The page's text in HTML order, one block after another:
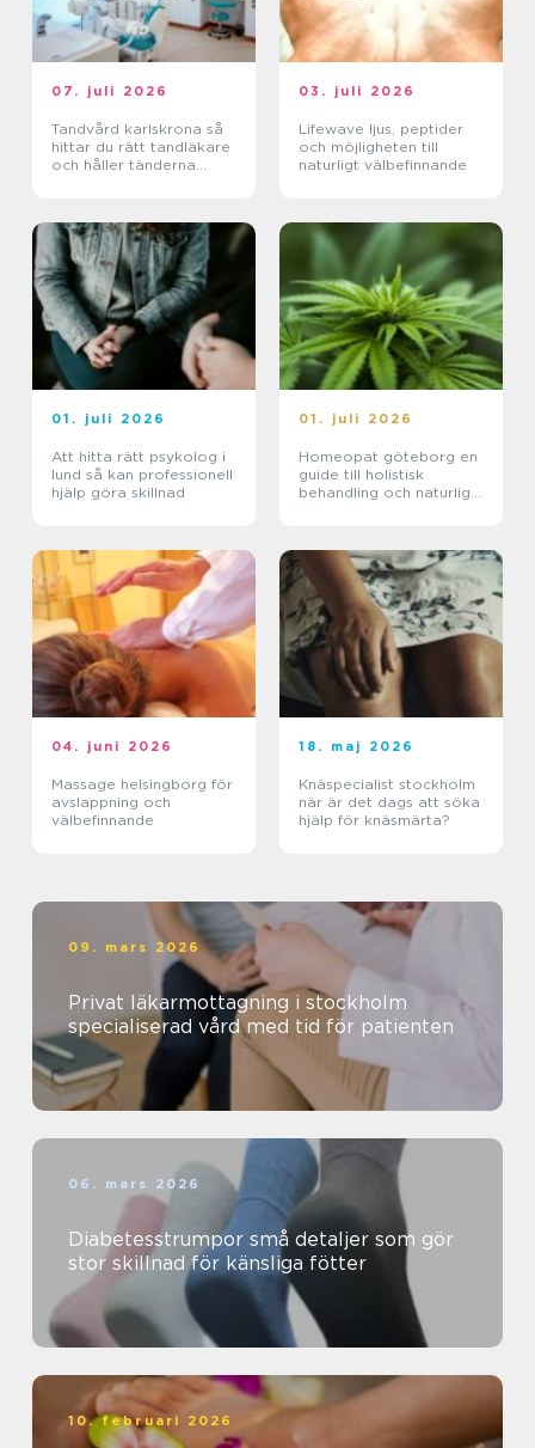
07. juli 2026
Tandvård karlskrona så
hittar du rätt tandläkare
och håller tänderna
03. juli 2026
Lifewave ljus, peptider
och möjligheten till
naturligt välbefinnande
01. juli 2026
Att hitta rätt psykolog i
lund så kan professionell
hjälp göra skillnad
01. juli 2026
Homeopat göteborg en
guide till holistisk
behandling och naturlig
04. juni 2026
Massage helsingborg för
avslappning och
välbefinnande
18. maj 2026
Knäspecialist stockholm
när är det dags att söka
hjälp för knäsmärta?
09. mars 2026
Privat läkarmottagning i stockholm
specialiserad vård med tid för patienten
06. mars 2026
Diabetesstrumpor små detaljer som gör
stor skillnad för känsliga fötter
10. februari 2026